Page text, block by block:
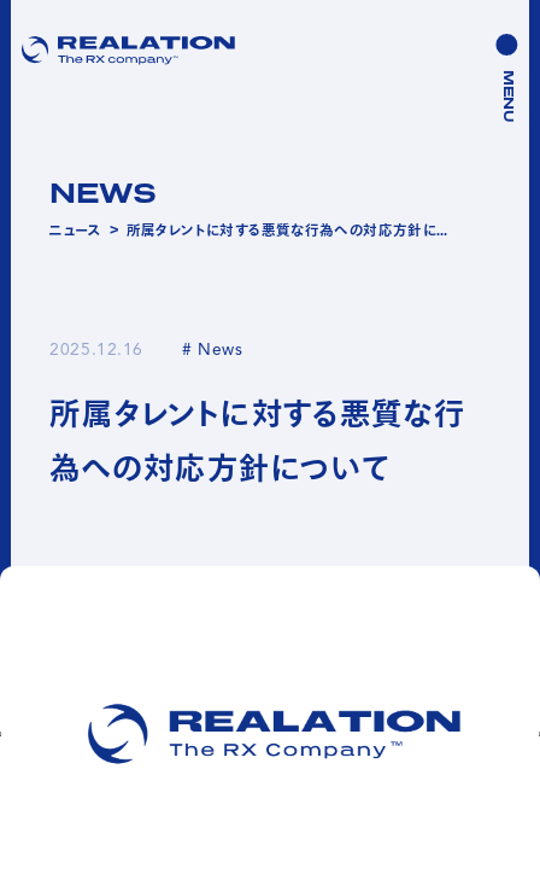
MENU
NEWS
ニュース ＞ 所属タレントに対する悪質な行為への対応方針について
2025.12.16 # News
所属タレントに対する悪質な行
為への対応方針について